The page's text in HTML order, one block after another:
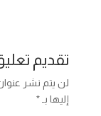
تقديم
لن يتم نشر
إليها بـ *